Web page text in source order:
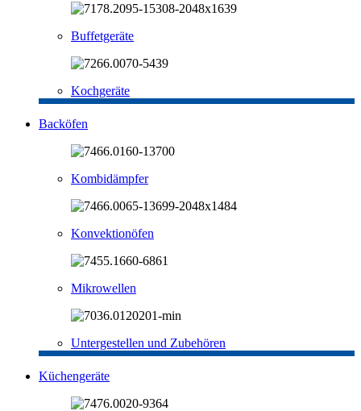
Buffetgeräte
Kochgeräte
Backöfen
Kombidämpfer
Konvektionöfen
Mikrowellen
Untergestellen und Zubehören
Küchengeräte